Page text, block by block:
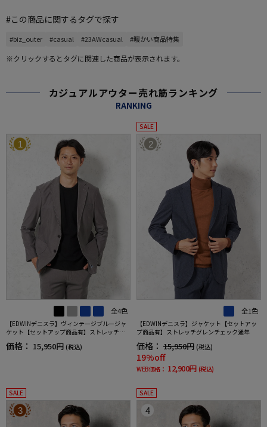
#この商品に関するタグで探す
#biz_outer #casual #23AWcasual #暖かい商品特集
※クリックするとタグに関連した商品が表示されます。
カジュアルアウター売れ筋ランキング
RANKING
1
全4色
【EDWINデニスラ】ヴィンテージブルージャ
ケット【セットアップ商品有】ストレッチ無
価格： 15,950円 (税込)
SALE
2
全1色
【EDWINデニスラ】ジャケット【セットアッ
プ商品有】ストレッチグレンチェック通年
価格： 15,950円 (税込)
19%off
WEB価格： 12,900円 (税込)
SALE
3
SALE
4